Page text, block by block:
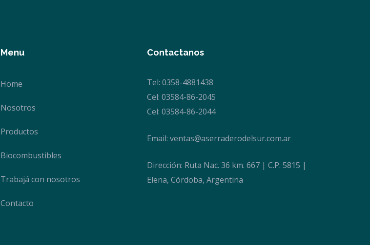
Menu
Home
Nosotros
Productos
Biocombustibles
Trabajá con nosotros
Contacto
Contactanos
Tel: 0358-4881438
Cel: 03584-86-2045
Cel: 03584-86-2044
Email: ventas@aserraderodelsur.com.ar
Dirección: Ruta Nac. 36 km. 667 | C.P. 5815 |
Elena, Córdoba, Argentina